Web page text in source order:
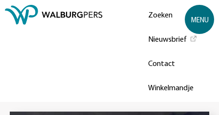
Zoeken
Nieuwsbrief
Contact
Winkelmandje
MENU